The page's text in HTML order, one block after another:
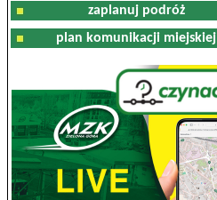
zaplanuj podróż
plan komunikacji miejskiej